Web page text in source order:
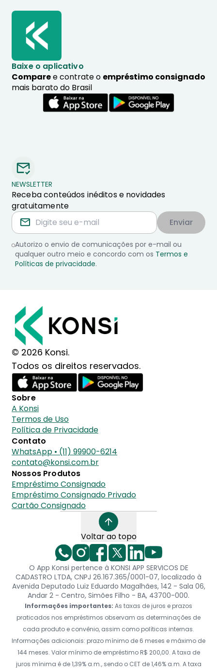
Baixe o aplicativo
Comparee contrate o empréstimo consignado
mais barato do Brasil
NEWSLETTER
Receba conteúdos inéditos e novidades
gratuitamente
Enviar
Autorizo o envio de comunicações por e-mail ou
qualquer outro meio e concordo com os Termos e
Políticas de privacidade.
© 2026 Konsi.
Todos os direitos reservados.
Sobre
A Konsi
Termos de Uso
Política de Privacidade
Contato
WhatsApp • (11) 99900-6214
contato@konsi.com.br
Nossos Produtos
Empréstimo Consignado
Empréstimo Consignado Privado
Cartão Consignado
Voltar ao topo
O App Konsi pertence à KONSI APP SERVICOS DE
CADASTRO LTDA, CNPJ 26.167.365/0001-07, localizado à
Avenida Deputado Luiz Eduardo Magalhães, 142 - Sala 06,
Andar 2 - Centro, Simões Filho - BA, 43700-000.
Informações importantes: As taxas de juros e prazos
praticados nos empréstimos observam as determinações de
cada produto e convênio, assim como políticas internas.
Informações adicionais: prazo mínimo de 6 meses e máximo de
144 meses. Valor mínimo de empréstimo R$ 200,00. A taxa de
juros mínima é de 1,39% a.m., sendo o CET de 1,46% a.m. A taxa